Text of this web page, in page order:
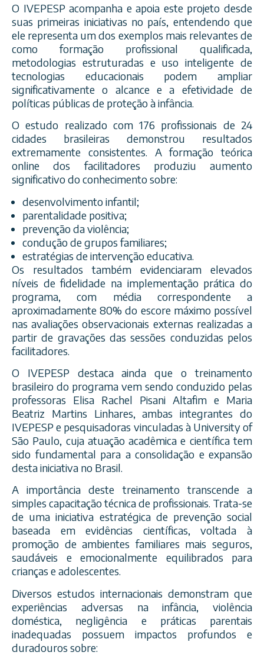
O IVEPESP acompanha e apoia este projeto desde
suas primeiras iniciativas no país, entendendo que
ele representa um dos exemplos mais relevantes de
como formação profissional qualificada,
metodologias estruturadas e uso inteligente de
tecnologias educacionais podem ampliar
significativamente o alcance e a efetividade de
políticas públicas de proteção à infância.
O estudo realizado com 176 profissionais de 24
cidades brasileiras demonstrou resultados
extremamente consistentes. A formação teórica
online dos facilitadores produziu aumento
significativo do conhecimento sobre:
desenvolvimento infantil;
parentalidade positiva;
prevenção da violência;
condução de grupos familiares;
estratégias de intervenção educativa.
Os resultados também evidenciaram elevados
níveis de fidelidade na implementação prática do
programa, com média correspondente a
aproximadamente 80% do escore máximo possível
nas avaliações observacionais externas realizadas a
partir de gravações das sessões conduzidas pelos
facilitadores.
O IVEPESP destaca ainda que o treinamento
brasileiro do programa vem sendo conduzido pelas
professoras Elisa Rachel Pisani Altafim e Maria
Beatriz Martins Linhares, ambas integrantes do
IVEPESP e pesquisadoras vinculadas à University of
São Paulo, cuja atuação acadêmica e científica tem
sido fundamental para a consolidação e expansão
desta iniciativa no Brasil.
A importância deste treinamento transcende a
simples capacitação técnica de profissionais. Trata-se
de uma iniciativa estratégica de prevenção social
baseada em evidências científicas, voltada à
promoção de ambientes familiares mais seguros,
saudáveis e emocionalmente equilibrados para
crianças e adolescentes.
Diversos estudos internacionais demonstram que
experiências adversas na infância, violência
doméstica, negligência e práticas parentais
inadequadas possuem impactos profundos e
duradouros sobre: